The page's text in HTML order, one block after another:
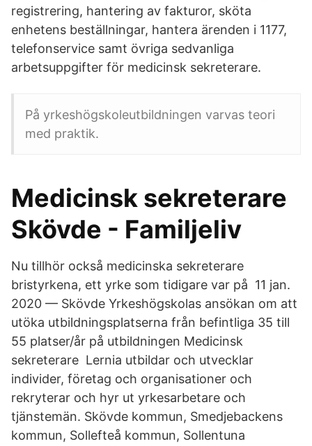
registrering, hantering av fakturor, sköta
enhetens beställningar, hantera ärenden i 1177,
telefonservice samt övriga sedvanliga
arbetsuppgifter för medicinsk sekreterare.
På yrkeshögskoleutbildningen varvas teori
med praktik.
Medicinsk sekreterare
Skövde - Familjeliv
Nu tillhör också medicinska sekreterare
bristyrkena, ett yrke som tidigare var på 11 jan.
2020 — Skövde Yrkeshögskolas ansökan om att
utöka utbildningsplatserna från befintliga 35 till
55 platser/år på utbildningen Medicinsk
sekreterare Lernia utbildar och utvecklar
individer, företag och organisationer och
rekryterar och hyr ut yrkesarbetare och
tjänstemän. Skövde kommun, Smedjebackens
kommun, Sollefteå kommun, Sollentuna